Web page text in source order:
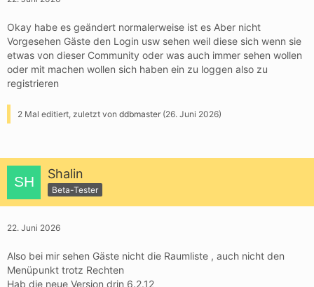
Okay habe es geändert normalerweise ist es Aber nicht
Vorgesehen Gäste den Login usw sehen weil diese sich wenn sie
etwas von dieser Community oder was auch immer sehen wollen
oder mit machen wollen sich haben ein zu loggen also zu
registrieren
2 Mal editiert, zuletzt von ddbmaster (26. Juni 2026)
Shalin
Beta-Tester
22. Juni 2026
Also bei mir sehen Gäste nicht die Raumliste , auch nicht den
Menüpunkt trotz Rechten
Hab die neue Version drin 6.2.12